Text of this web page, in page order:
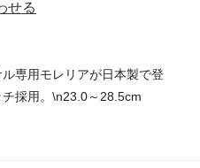
せる
専用モレリアが日本製で登
採用。\n23.0～28.5cm